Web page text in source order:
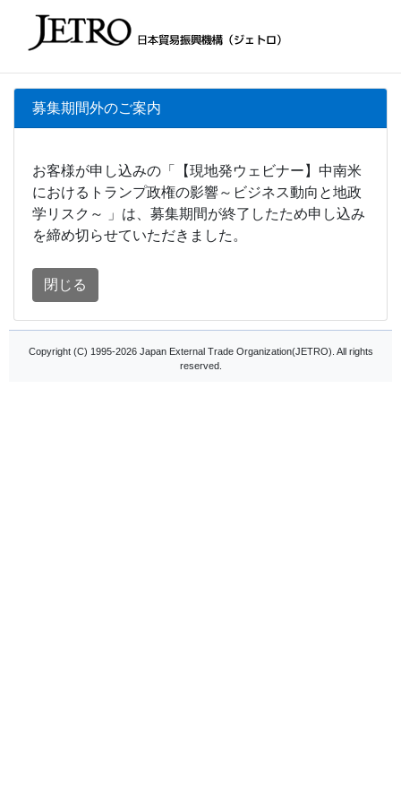
募集期間外のご案内
お客様が申し込みの「【現地発ウェビナー】中南米
におけるトランプ政権の影響～ビジネス動向と地政
学リスク～ 」は、募集期間が終了したため申し込み
を締め切らせていただきました。
閉じる
Copyright (C) 1995-2026 Japan External Trade Organization(JETRO). All rights
reserved.